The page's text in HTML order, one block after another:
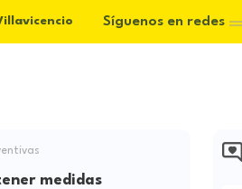
Síguenos en redes
medidas